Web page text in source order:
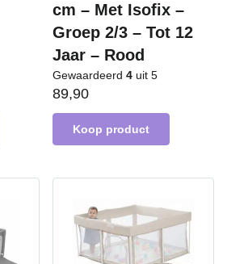
cm – Met Isofix –
Groep 2/3 – Tot 12
Jaar – Rood
Gewaardeerd 4 uit 5
89,90
Koop product